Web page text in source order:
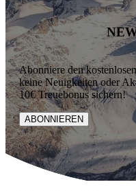
Abonniere den
keine Neuigkeiten oder
10€ Treuebonus sichern!
ABONNIEREN